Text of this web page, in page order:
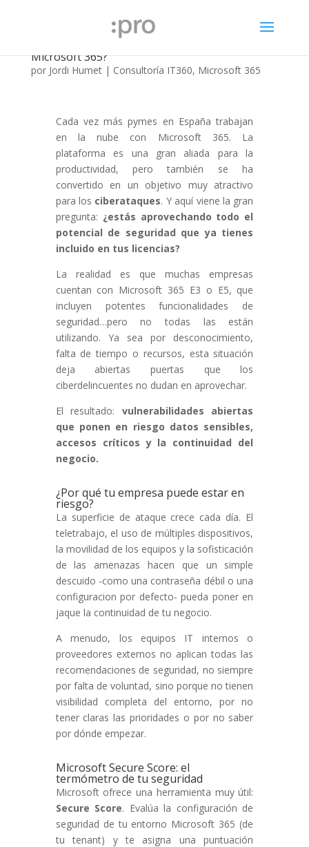
Microsoft 365?
por Jordi Humet| Consultoría IT360, Microsoft 365
Cada vez más pymes en España trabajan
en la nube con Microsoft 365. La
plataforma es una gran aliada para la
productividad, pero también se ha
convertido en un objetivo muy atractivo
para los ciberataques. Y aquí viene la gran
pregunta: ¿estás aprovechando todo el
potencial de seguridad que ya tienes
incluido en tus licencias?
La realidad es que muchas empresas
cuentan con Microsoft 365 E3 o E5, que
incluyen potentes funcionalidades de
seguridad…pero no todas las están
utilizando. Ya sea por desconocimiento,
falta de tiempo o recursos, esta situación
deja abiertas puertas que los
ciberdelincuentes no dudan en aprovechar.
El resultado: vulnerabilidades abiertas
que ponen en riesgo datos sensibles,
accesos críticos y la continuidad del
negocio.
¿Por qué tu empresa puede estar en
riesgo?
La superficie de ataque crece cada día. El
teletrabajo, el uso de múltiples dispositivos,
la movilidad de los equipos y la sofisticación
de las amenazas hacen que un simple
descuido -como una contraseña débil o una
configuracion por defecto- pueda poner en
jaque la continuidad de tu negocio.
A menudo, los equipos IT internos o
proveedores externos no aplican todas las
recomendaciones de seguridad, no siempre
por falta de voluntad, sino porque no tienen
visibilidad completa del entorno, por no
tener claras las prioridades o por no saber
por dónde empezar.
Microsoft Secure Score: el
termómetro de tu seguridad
Microsoft ofrece una herramienta muy útil:
Secure Score. Evalúa la configuración de
seguridad de tu entorno Microsoft 365 (de
tu tenant) y te asigna una puntuación